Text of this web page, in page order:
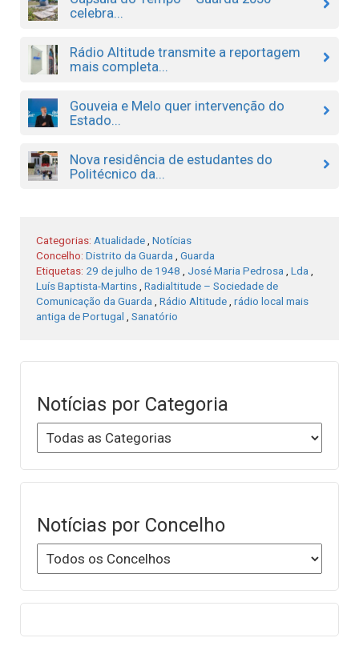
celebra...
Rádio Altitude transmite a reportagem
mais completa...
Gouveia e Melo quer intervenção do
Estado...
Nova residência de estudantes do
Politécnico da...
Categorias: Atualidade, Notícias
Concelho: Distrito da Guarda, Guarda
Etiquetas: 29 de julho de 1948 , José Maria Pedrosa, Lda,
Luís Baptista-Martins, Radialtitude – Sociedade de
Comunicação da Guarda, Rádio Altitude, rádio local mais
antiga de Portugal , Sanatório
Notícias por Categoria
Notícias por Concelho